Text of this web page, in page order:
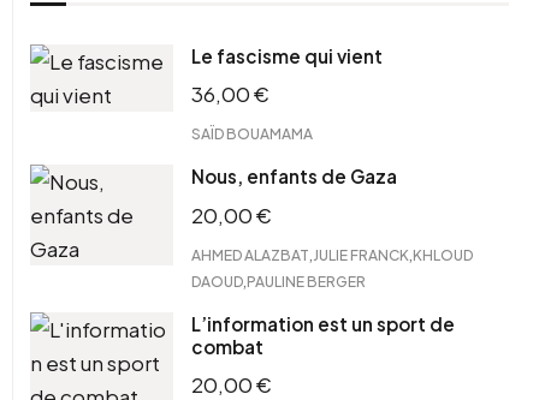
Le fascisme qui vient
36,00€
SAÏD BOUAMAMA
Nous, enfants de Gaza
20,00€
AHMED ALAZBAT JULIE FRANCK KHLOUD
DAOUD PAULINE BERGER
L’information est un sport de
combat
20,00€